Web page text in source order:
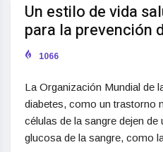
Un estilo de vida
para la prevención
1066
La Organización Mundial de
diabetes, como un trastorno
células de la sangre dejen de
glucosa de la sangre, como